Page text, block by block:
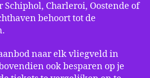
Schiphol, Charleroi, Oostende of
behoort tot de
naar elk vliegveld in
ook besparen op je